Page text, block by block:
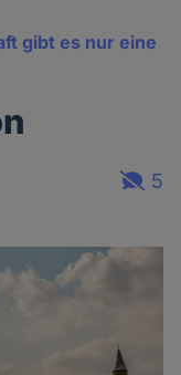
gibt es nur eine
5